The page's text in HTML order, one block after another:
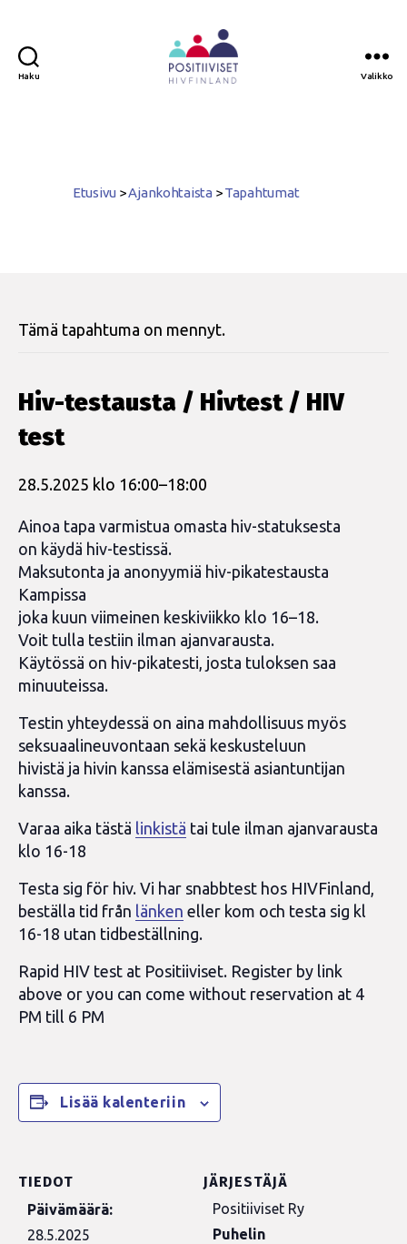
Haku Valikko
Etusivu >Ajankohtaista >Tapahtumat
Tämä tapahtuma on mennyt.
Hiv-testausta / Hivtest / HIV
test
28.5.2025 klo 16:00–18:00
Ainoa tapa varmistua omasta hiv-statuksesta
on käydä hiv-testissä.
Maksutonta ja anonyymiä hiv-pikatestausta
Kampissa
joka kuun viimeinen keskiviikko klo 16–18.
Voit tulla testiin ilman ajanvarausta.
Käytössä on hiv-pikatesti, josta tuloksen saa
minuuteissa.
Testin yhteydessä on aina mahdollisuus myös
seksuaalineuvontaan sekä keskusteluun
hivistä ja hivin kanssa elämisestä asiantuntijan
kanssa.
Varaa aika tästä linkistä tai tule ilman ajanvarausta
klo 16-18
Testa sig för hiv. Vi har snabbtest hos HIVFinland,
beställa tid från länken eller kom och testa sig kl
16-18 utan tidbeställning.
Rapid HIV test at Positiiviset. Register by link
above or you can come without reservation at 4
PM till 6 PM
Lisää kalenteriin
TIEDOT
Päivämäärä:
28.5.2025
JÄRJESTÄJÄ
Positiiviset Ry
Puhelin